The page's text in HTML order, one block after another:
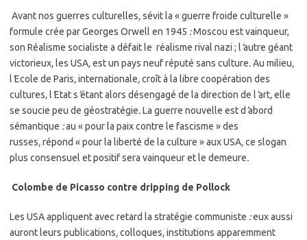
Avant nos guerres culturelles,sévit la « guerre froide culturelle »
formule crée par Georges Orwell en 1945 :Moscou est vainqueur,
son Réalisme socialiste a défait le réalisme rival nazi ; l’autre géant
victorieux, les USA,est un pays neuf réputé sans culture.Au milieu,
l’Ecole de Paris,internationale,croît à la libre coopération des
cultures, l’Etat s’étant alors désengagé de la direction de l’art,elle
se soucie peu de géostratégie.La guerre nouvelle est d ’abord
sémantique :au « pour la paix contre le fascisme » des
russes,répond « pour la liberté de la culture » aux USA,ce slogan
plus consensuel et positif sera vainqueur et le demeure.
Colombe de Picasso contre dripping de Pollock
Les USA appliquent avec retard la stratégie communiste :eux aussi
auront leurs publications,colloques,institutions apparemment